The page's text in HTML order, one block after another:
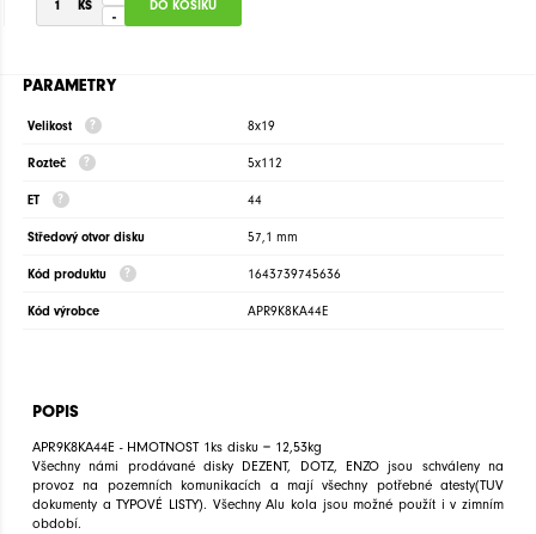
-
PARAMETRY
Velikost 8x19
Rozteč 5x112
ET 44
Středový otvor disku 57,1 mm
Kód produktu 1643739745636
Kód výrobce APR9K8KA44E
POPIS
APR9K8KA44E - HMOTNOST 1ks disku = 12,53kg
Všechny námi prodávané disky DEZENT, DOTZ, ENZO jsou schváleny na
provoz na pozemních komunikacích a mají všechny potřebné atesty(TUV
dokumenty a TYPOVÉ LISTY). Všechny Alu kola jsou možné použít i v zimním
období.